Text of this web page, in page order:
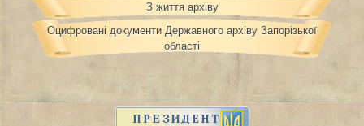
З життя архіву
Оцифровані документи Державного архіву Запорізької
області